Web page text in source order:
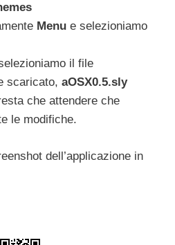
Menu e selezioniamo
il file
scaricato, aOSX0.5.sly
che attendere che
le modifiche.
dell’applicazione in